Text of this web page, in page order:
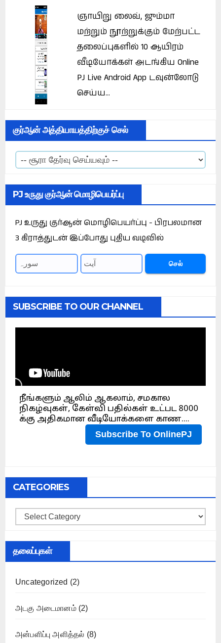
ஞாயிறு லைவ், ஜும்மா
மற்றும் நூற்றுக்கும் மேற்பட்ட
தலைப்புகளில் 10 ஆயிரம்
வீடியோக்கள் அடங்கிய Online
PJ Live Android App டவுன்லோடு
செய்ய...
குர்ஆன் அத்தியாயத்திற்குச் செல்
PJ உருது குர்ஆன் மொழிபெயர்ப்பு
PJ உருது குர்ஆன் மொழிபெயர்ப்பு - பிரபலமான
3 கிராத்துடன் இப்போது புதிய வடிவில்
செல்
SUBSCRIBE TO OUR CHANNEL
CATEGORIES
Categories
தலைப்புகள்
Uncategorized (2)
அடகு அடைமானம்(2)
அன்பளிப்பு அளித்தல் (8)